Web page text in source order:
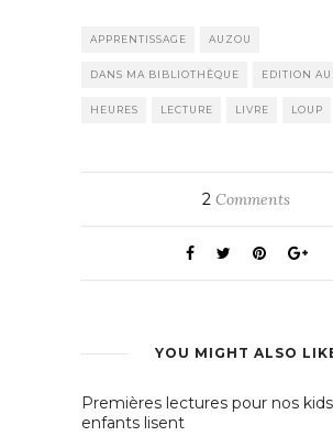
APPRENTISSAGE AUZOU
DANS MA BIBLIOTHÈQUE EDITION
HEURES LECTURE LIVRE LOUP
2 Comments
YOU MIGHT ALSO
Premières lectures pour nos
enfants lisent